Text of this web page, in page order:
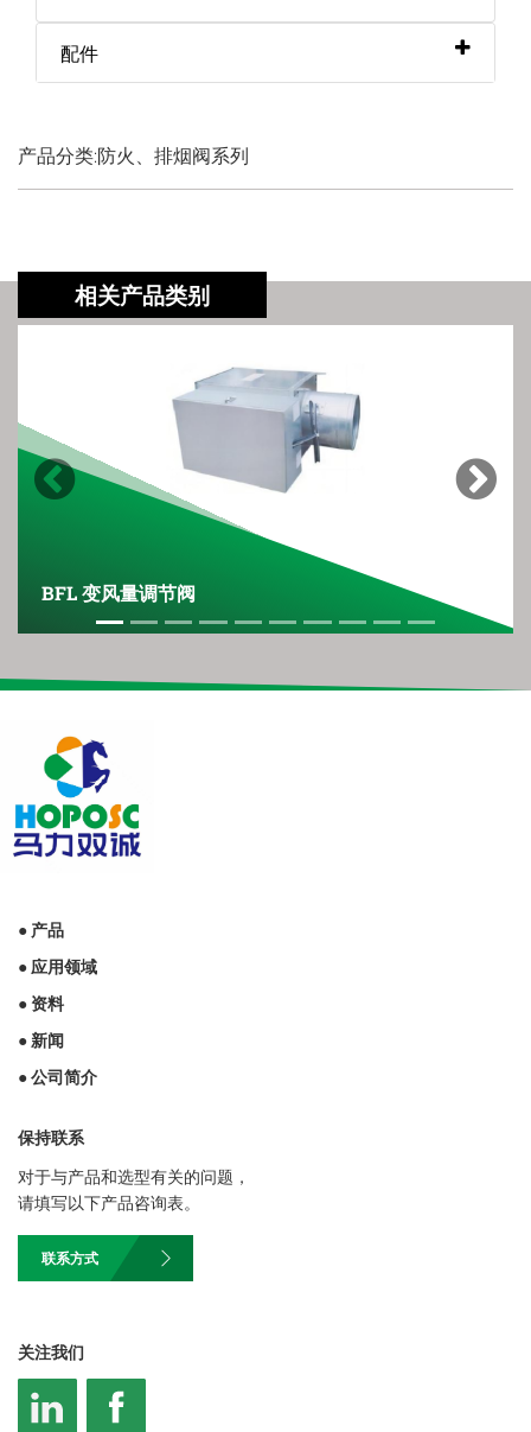
配件
产品分类:防火、排烟阀系列
相关产品类别
BFL 变风量调节阀
Previous Next
● 产品
● 应用领域
● 资料
● 新闻
● 公司简介
保持联系
对于与产品和选型有关的问题，
请填写以下产品咨询表。
联系方式
关注我们